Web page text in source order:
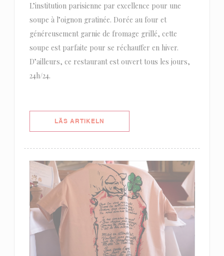
L’institution parisienne par excellence pour une
soupe à l’oignon gratinée. Dorée au four et
généreusement garnie de fromage grillé, cette
soupe est parfaite pour se réchauffer en hiver.
D’ailleurs, ce restaurant est ouvert tous les jours,
24h/24.
LÄS ARTIKELN